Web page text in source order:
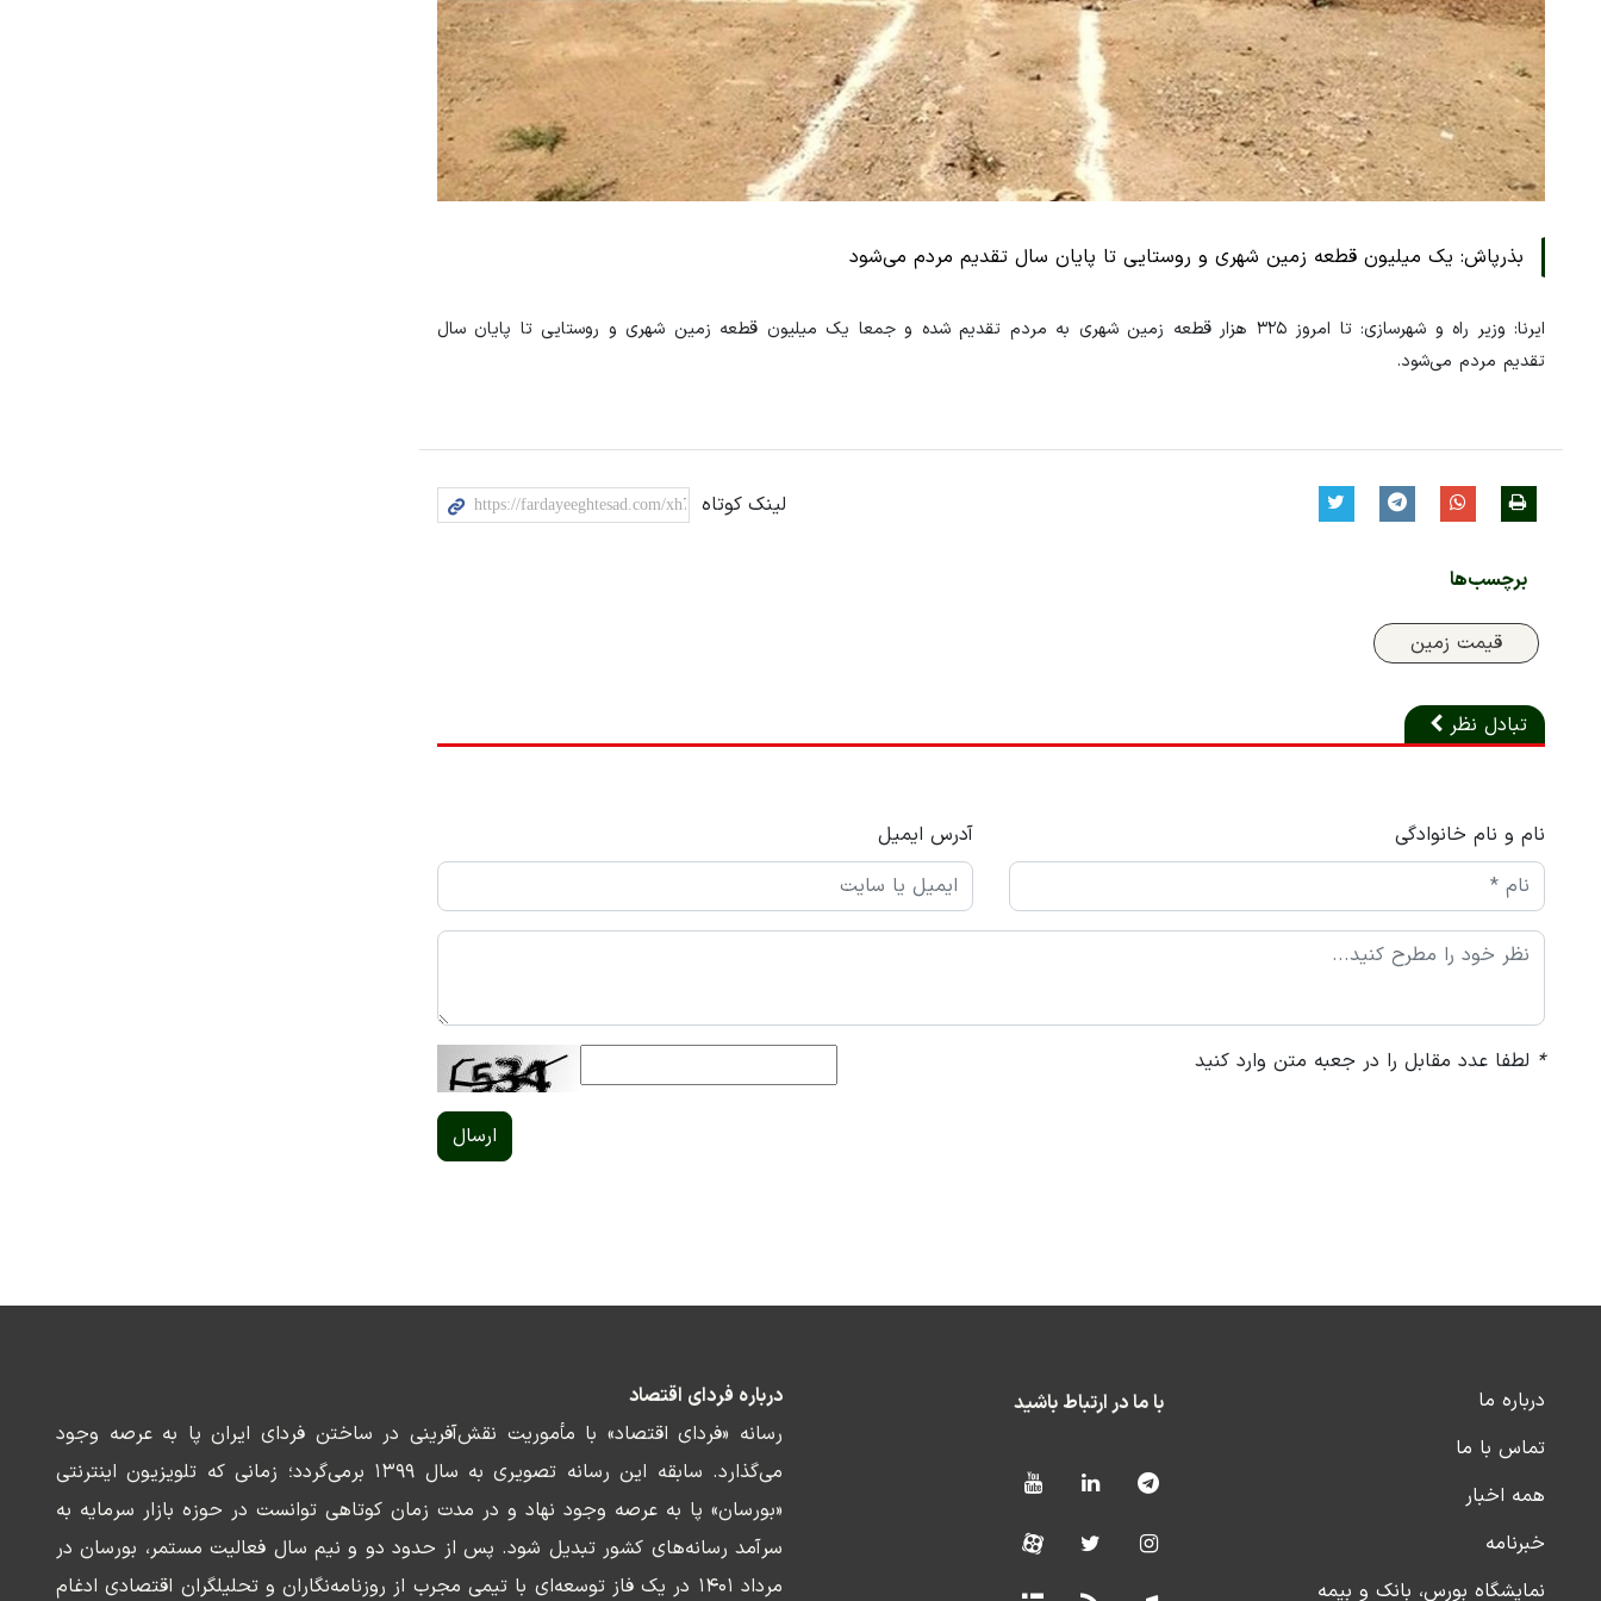
بذرپاش: یک میلیون قطعه زمین شهری و روستایی تا پایان سال تقدیم مردم می‌شود
ایرنا: وزیر راه و شهرسازی: تا امروز ۳۲۵ هزار قطعه زمین شهری به مردم تقدیم شده و جمعا یک میلیون قطعه زمین شهری و روستایی تا پایان سال
تقدیم مردم می‌شود.
لینک کوتاه
برچسب‌ها
قیمت زمین
تبادل نظر
نام و نام خانوادگی آدرس ایمیل
* لطفا عدد مقابل را در جعبه متن وارد کنید
ارسال
درباره ما
تماس با ما
همه اخبار
خبرنامه
نمایشگاه بورس، بانک و بیمه
با ما در ارتباط باشید
درباره فردای اقتصاد
رسانه «فردای اقتصاد» با مأموریت نقش‌آفرینی در ساختن فردای ایران پا به عرصه وجود
می‌گذارد. سابقه این رسانه تصویری به سال ۱۳۹۹ برمی‌گردد؛ زمانی که تلویزیون اینترنتی
«بورسان» پا به عرصه وجود نهاد و در مدت زمان کوتاهی توانست در حوزه بازار سرمایه به
سرآمد رسانه‌های کشور تبدیل شود. پس از حدود دو و نیم سال فعالیت مستمر، بورسان در
مرداد ۱۴۰۱ در یک فاز توسعه‌ای با تیمی مجرب از روزنامه‌نگاران و تحلیلگران اقتصادی ادغام